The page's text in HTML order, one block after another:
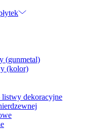
(gunmetal)
(kolor)
listwy dekoracyjne